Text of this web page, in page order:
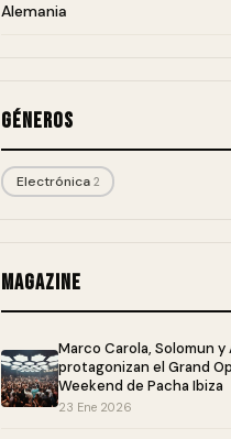
Alemania
Géneros
Electrónica 2
Magazine
Marco Carola, Solomun y
protagonizan el Grand
Weekend de Pacha Ibiza
23 Ene 2026